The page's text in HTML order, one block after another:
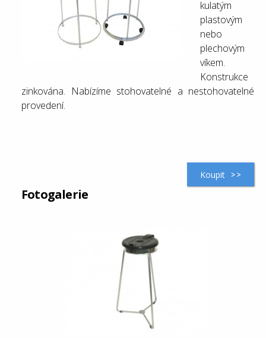
kulatým
plastovým
nebo
plechovým
víkem.
Konstrukce
zinkována. Nabízíme stohovatelné a nestohovatelné
provedení.
Koupit
Fotogalerie